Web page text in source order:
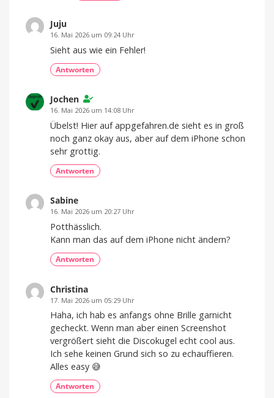
Juju
16. Mai 2026 um 09:24 Uhr
Sieht aus wie ein Fehler!
Antworten
Jochen
16. Mai 2026 um 14:08 Uhr
Übelst! Hier auf appgefahren.de sieht es in groß
noch ganz okay aus, aber auf dem iPhone schon
sehr grottig.
Antworten
Sabine
16. Mai 2026 um 20:27 Uhr
Potthässlich.
Kann man das auf dem iPhone nicht ändern?
Antworten
Christina
17. Mai 2026 um 05:29 Uhr
Haha, ich hab es anfangs ohne Brille garnicht
gecheckt. Wenn man aber einen Screenshot
vergrößert sieht die Discokugel echt cool aus.
Ich sehe keinen Grund sich so zu echauffieren.
Alles easy 😅
Antworten